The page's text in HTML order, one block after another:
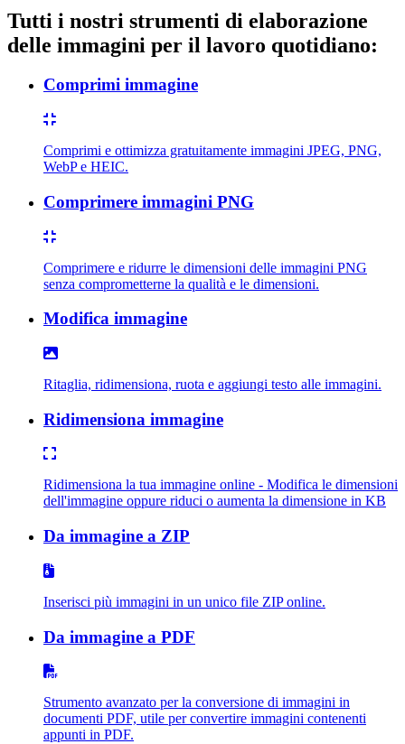
Tutti i nostri strumenti di elaborazione
delle immagini per il lavoro quotidiano:
Comprimi immagine
Comprimi e ottimizza gratuitamente immagini JPEG, PNG,
WebP e HEIC.
Comprimere immagini PNG
Comprimere e ridurre le dimensioni delle immagini PNG
senza comprometterne la qualità e le dimensioni.
Modifica immagine
Ritaglia, ridimensiona, ruota e aggiungi testo alle immagini.
Ridimensiona immagine
Ridimensiona la tua immagine online - Modifica le dimensioni
dell'immagine oppure riduci o aumenta la dimensione in KB
Da immagine a ZIP
Inserisci più immagini in un unico file ZIP online.
Da immagine a PDF
Strumento avanzato per la conversione di immagini in
documenti PDF, utile per convertire immagini contenenti
appunti in PDF.